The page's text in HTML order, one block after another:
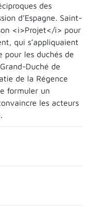
des
d’Espagne. Saint-
<i>Projet</i> pour
qui s’appliquaient
pour les duchés de
Duché de
de la Régence
formuler un
les acteurs